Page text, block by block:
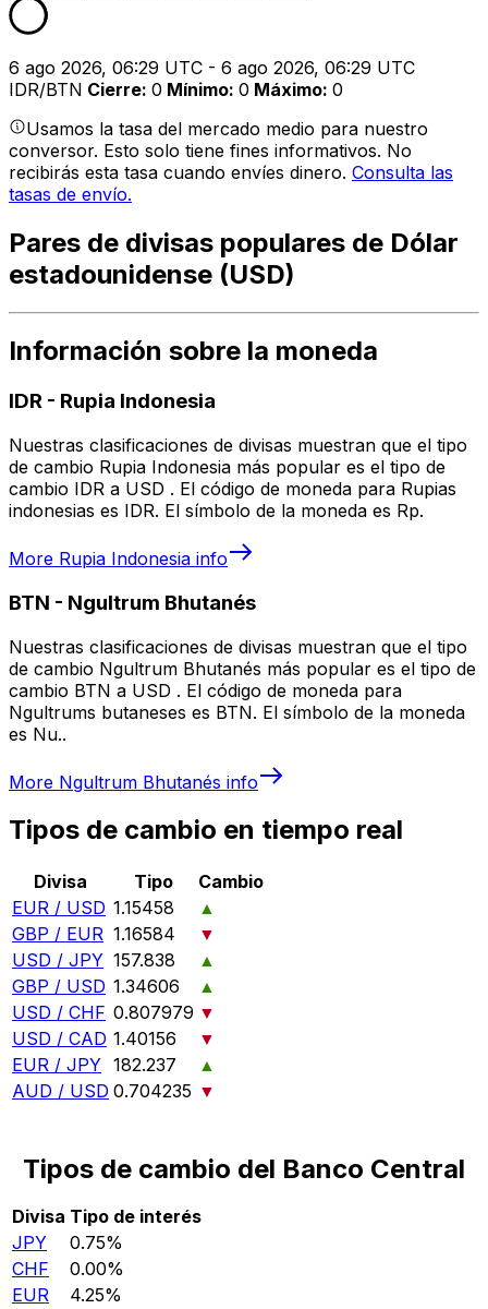
6 ago 2026, 06:29 UTC - 6 ago 2026, 06:29 UTC
IDR/BTN Cierre: 0 Mínimo: 0 Máximo: 0
Usamos la tasa del mercado medio para nuestro
conversor. Esto solo tiene fines informativos. No
recibirás esta tasa cuando envíes dinero. Consulta las
tasas de envío.
Pares de divisas populares de Dólar
estadounidense (USD)
Información sobre la moneda
IDR - Rupia Indonesia
Nuestras clasificaciones de divisas muestran que el tipo
de cambio Rupia Indonesia más popular es el tipo de
cambio IDR a USD . El código de moneda para Rupias
indonesias es IDR. El símbolo de la moneda es Rp.
More Rupia Indonesia info
BTN - Ngultrum Bhutanés
Nuestras clasificaciones de divisas muestran que el tipo
de cambio Ngultrum Bhutanés más popular es el tipo de
cambio BTN a USD . El código de moneda para
Ngultrums butaneses es BTN. El símbolo de la moneda
es Nu..
More Ngultrum Bhutanés info
Tipos de cambio en tiempo real
Divisa Tipo
Cambio
EUR / USD 1.15458
▲
GBP / EUR 1.16584
▼
USD / JPY 157.838
▲
GBP / USD 1.34606
▲
USD / CHF 0.807979 ▼
USD / CAD 1.40156
▼
EUR / JPY 182.237
▲
AUD / USD 0.704235 ▼
Tipos de cambio del Banco Central
Divisa Tipo de interés
JPY
0.75%
CHF
0.00%
EUR
4.25%